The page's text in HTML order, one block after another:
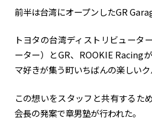
テクノロジー
カーボンニュートラル 水素エンジン
水素 Woven City
コーポレート
前半は台湾にオープンしたGR
トヨタの台湾ディストリビュータ
ーター）とGR、ROOKIE Racing
マ好きが集う町いちばんの楽しいク
この想いをスタッフと共有するた
会長の発案で章男塾が行われた。